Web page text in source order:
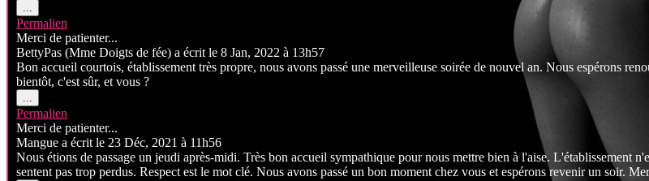
...
cette
boîte
méta.
Permalien
Merci de patienter...
BettyPas (Mme Doigts de fée) a écrit le 8 Jan, 2022 à 13h57
Bon accueil courtois, établissement très propre, nous avons passé une merveilleuse soirée de nouvel an. Nous espérons
bientôt, c'est sûr, et vous ?
...
cette
boîte
méta.
Permalien
Merci de patienter...
Mangue a écrit le 23 Déc, 2021 à 11h56
Nous étions de passage un jeudi après-midi. Très bon accueil sympathique pour nous mettre bien à l'aise. L'établissement
sentent pas trop perdus. Respect est le mot clé. Nous avons passé un bon moment chez vous et espérons revenir un soir.